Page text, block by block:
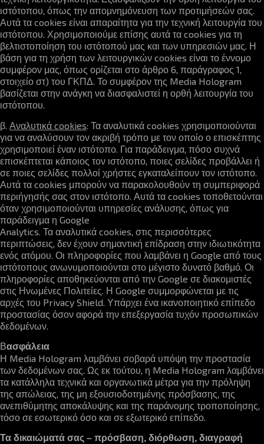
ιστότοπου, όπως την απομνημόνευση των προτιμήσεών σας.
Αυτά τα cookies είναι απαραίτητα για την τεχνική λειτουργία του
ιστότοπου. Χρησιμοποιούμε επίσης αυτά τα cookies για τη
βελτιστοποίηση του ιστότοπού μας και των υπηρεσιών μας. Η
βάση για τη χρήση των λειτουργικών cookies είναι το έννομο
συμφέρον μας, όπως ορίζεται στο άρθρο 6, παράγραφος 1,
στοιχείο στ) του ΓΚΠΔ. Το συμφέρον της Media Hologram
βασίζεται στην ανάγκη να διασφαλιστεί η ορθή λειτουργία του
ιστότοπου.
β. Αναλυτικά cookies: Τα αναλυτικά cookies χρησιμοποιούνται
για να αναλύσουν τον ακριβή τρόπο με τον οποίο ο επισκέπτης
χρησιμοποιεί έναν ιστότοπο. Για παράδειγμα, πόσο συχνά
επισκέπτεται κάποιος τον ιστότοπο, ποιες σελίδες προβάλλει ή
σε ποιες σελίδες πολλοί χρήστες εγκαταλείπουν τον ιστότοπο.
Αυτά τα cookies μπορούν να παρακολουθούν τη συμπεριφορά
περιήγησής σας στον ιστότοπο. Αυτά τα cookies τοποθετούνται
όταν χρησιμοποιούνται υπηρεσίες ανάλυσης, όπως για
παράδειγμα η Google
Analytics. Τα αναλυτικά cookies, στις περισσότερες
περιπτώσεις, δεν έχουν σημαντική επίδραση στην ιδιωτικότητα
ενός ατόμου. Οι πληροφορίες που λαμβάνει η Google από τους
ιστότοπους ανωνυμοποιούνται στο μέγιστο δυνατό βαθμό. Οι
πληροφορίες αποθηκεύονται από την Google σε διακομιστές
στις Ηνωμένες Πολιτείες. Η Google συμμορφώνεται με τις
αρχές του Privacy Shield. Υπάρχει ένα ικανοποιητικό επίπεδο
προστασίας όσον αφορά την επεξεργασία τυχόν προσωπικών
δεδομένων.
Βασφάλεια
Η Media Hologram λαμβάνει σοβαρά υπόψη την προστασία
των δεδομένων σας. Ως εκ τούτου, η Media Hologram λαμβάνει
τα κατάλληλα τεχνικά και οργανωτικά μέτρα για την πρόληψη
της απώλειας, της μη εξουσιοδοτημένης πρόσβασης, της
ανεπιθύμητης αποκάλυψης και της παράνομης τροποποίησης,
τόσο σε εσωτερικό όσο και σε εξωτερικό επίπεδο.
Τα δικαιώματά σας – πρόσβαση, διόρθωση, διαγραφή